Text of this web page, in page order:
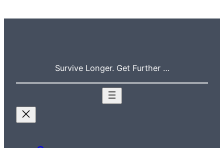
Survive Longer. Get Further …